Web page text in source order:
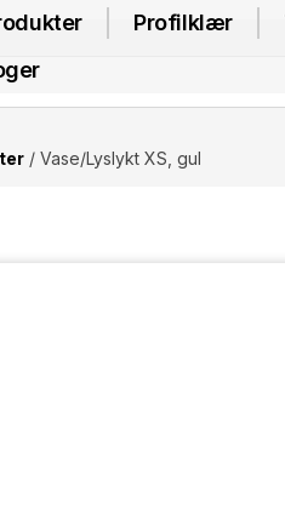
Profilklær
/ Vase/Lyslykt XS, gul